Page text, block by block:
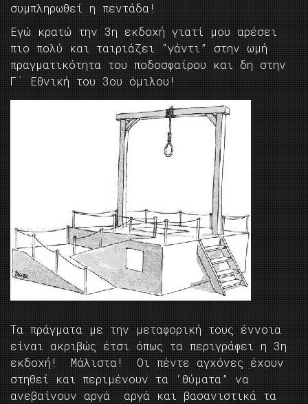
συμπληρωθεί η πεντάδα!
Εγώ κρατώ την 3η εκδοχή γιατί μου αρέσει
πιο πολύ και ταιριάζει “γάντι” στην ωμή
πραγματικότητα του ποδοσφαίρου και δη στην
Γ΄ Εθνική του 3ου όμιλου!
Τα πράγματα με την μεταφορική τους έννοια
είναι ακριβώς έτσι όπως τα περιγράφει η 3η
εκδοχή! Μάλιστα! Οι πέντε αγχόνες έχουν
στηθεί και περιμένουν τα ‘θύματα” να
ανεβαίνουν αργά αργά και βασανιστικά τα